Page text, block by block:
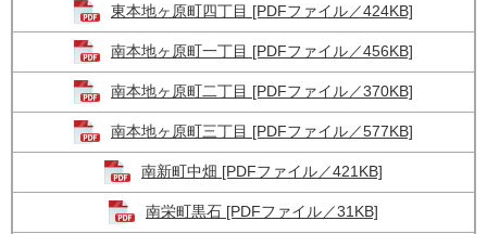
東本地ヶ原町四丁目 [PDFファイル／424KB]
南本地ヶ原町一丁目 [PDFファイル／456KB]
南本地ヶ原町二丁目 [PDFファイル／370KB]
南本地ヶ原町三丁目 [PDFファイル／577KB]
南新町中畑 [PDFファイル／421KB]
南栄町黒石 [PDFファイル／31KB]